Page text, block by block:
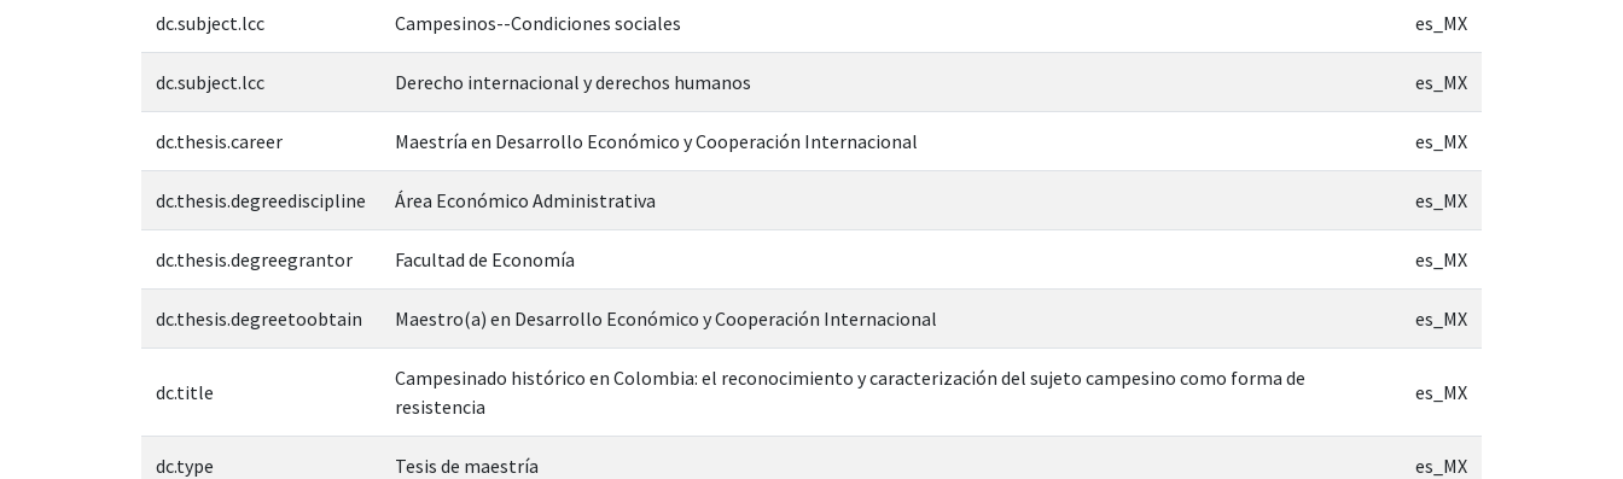
dc.subject.lcc Campesinos--Condiciones sociales es_MX
dc.subject.lcc Derecho internacional y derechos humanos es_MX
dc.thesis.career Maestría en Desarrollo Económico y Cooperación Internacional es_MX
dc.thesis.degreediscipline Área Económico Administrativa es_MX
dc.thesis.degreegrantor Facultad de Economía es_MX
dc.thesis.degreetoobtain Maestro(a) en Desarrollo Económico y Cooperación Internacional es_MX
dc.title
Campesinado histórico en Colombia: el reconocimiento y caracterización del sujeto campesino como forma de
resistencia
es_MX
dc.type Tesis de maestría es_MX